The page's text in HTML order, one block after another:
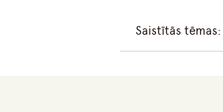
Saistītās tēmas: